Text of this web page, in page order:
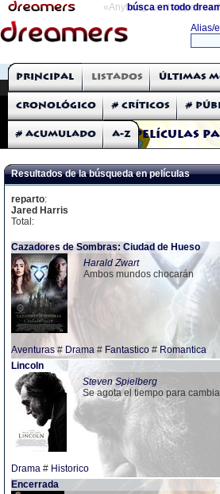
«Anything can happen
búsca en todo
THE DREAMERS
Críticas: Películas
Películas
Principal Listados Últimas
Cronológico # Críticos #
# Acumulado A-Z
Resultados de la búsqueda en películas
reparto:
Jared Harris
Total:
Cazadores de Sombras: Ciudad de Hueso
Harald Zwart
Ambos mundos chocarán
Aventuras# Drama # Fantastico # Romantica
Lincoln
Steven Spielberg
Se agota el tiempo para
Drama # Historico
Encerrada